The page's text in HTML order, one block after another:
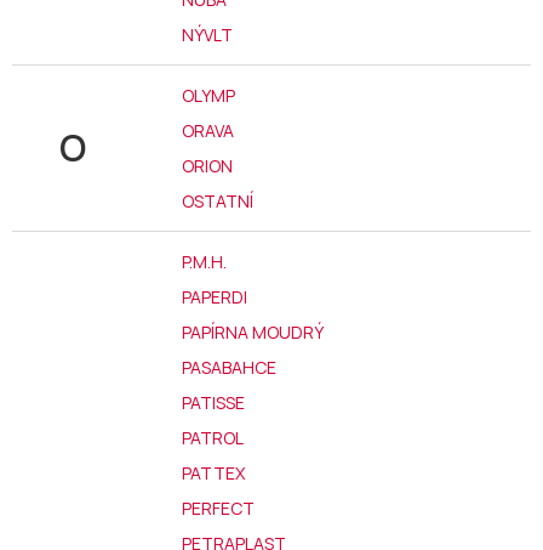
NÝVLT
O
OLYMP
ORAVA
ORION
OSTATNÍ
P.M.H.
PAPERDI
PAPÍRNA MOUDRÝ
PASABAHCE
PATISSE
PATROL
PATTEX
PERFECT
PETRAPLAST